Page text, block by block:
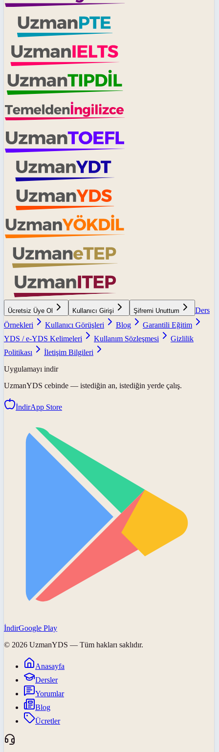
Ücretsiz Üye Ol Kullanıcı Girişi Şifremi Unuttum
Ders
Örnekleri
Kullanıcı Görüşleri Blog
Garantili Eğitim
YDS / e-YDS Kelimeleri
Kullanım Sözleşmesi
Gizlilik
Politikası
İletişim Bilgileri
Uygulamayı indir
UzmanYDS cebinde — istediğin an, istediğin yerde çalış.
İndirApp Store
İndirGoogle Play
© 2026 UzmanYDS — Tüm hakları saklıdır.
Anasayfa
Dersler
Yorumlar
Blog
Ücretler